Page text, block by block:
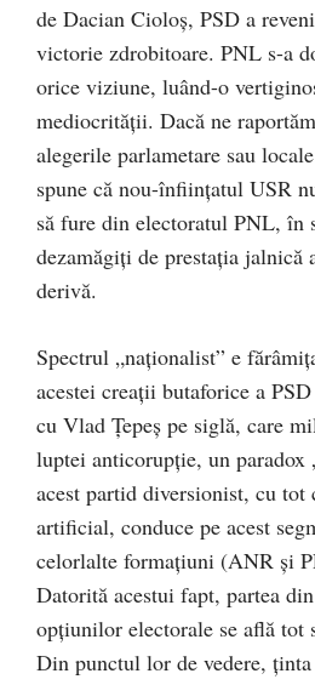
de Dacian Cioloş, PSD a
victorie zdrobitoare. PNL s-a
orice viziune, luând-o
mediocrităţii. Dacă ne
alegerile parlametare sau
spune că nou-înfiinţatul USR
să fure din electoratul PNL, în
dezamăgiţi de prestaţia jalnică
derivă.
Spectrul „naţionalist” e
acestei creaţii butaforice a
cu Vlad Ţepeş pe siglă, care
luptei anticorupţie, un
acest partid diversionist, cu tot
artificial, conduce pe acest
celorlalte formaţiuni (ANR şi
Datorită acestui fapt, partea
opţiunilor electorale se află tot
Din punctul lor de vedere,